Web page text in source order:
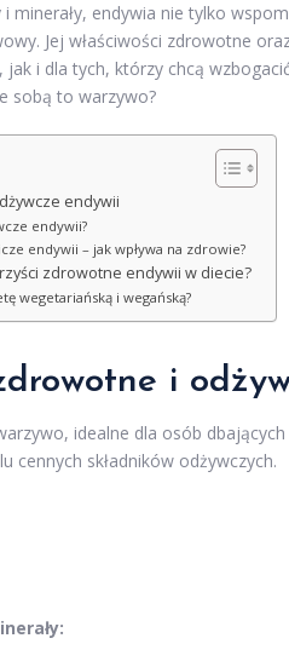
minerały, endywia nie tylko
Jej właściwości zdrowotne
i dla tych, którzy chcą
sobą to warzywo?
endywii
endywii?
endywii – jak wpływa na zdrowie?
zdrowotne endywii w diecie?
wegetariańską i wegańską?
i
idealne dla osób
cennych składników odżywczych.